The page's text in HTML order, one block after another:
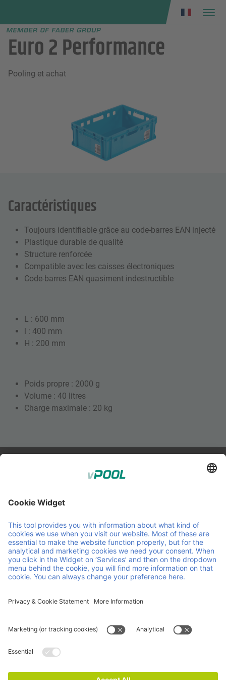
menu
Euro 2 Performance
Pooling et achat
Caractéristiques
Toujours identifiable grâce au code-barres EAN injecté
Plastique durable de qualité
Structure renforcée
Compatible avec les caisses électroniques
Code-barres EAN quasiment indestructible
L : 600 mm
l : 400 mm
H : 200 mm
Poids propre : 2000 g
Volume : 40 litres
Charge maximale : 20 kg
Member of Faber Group
Liens et documents utiles
À propos de nous
Downloads
Produits
CGA
Services
CGV
Déclaration sur la protection de la vie privée et